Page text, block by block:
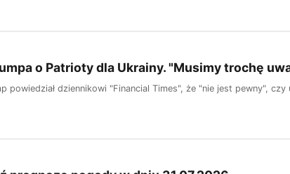
o Patrioty dla Ukrainy. "Musimy trochę
powiedział dziennikowi "Financial Times", że "nie jest pewny",